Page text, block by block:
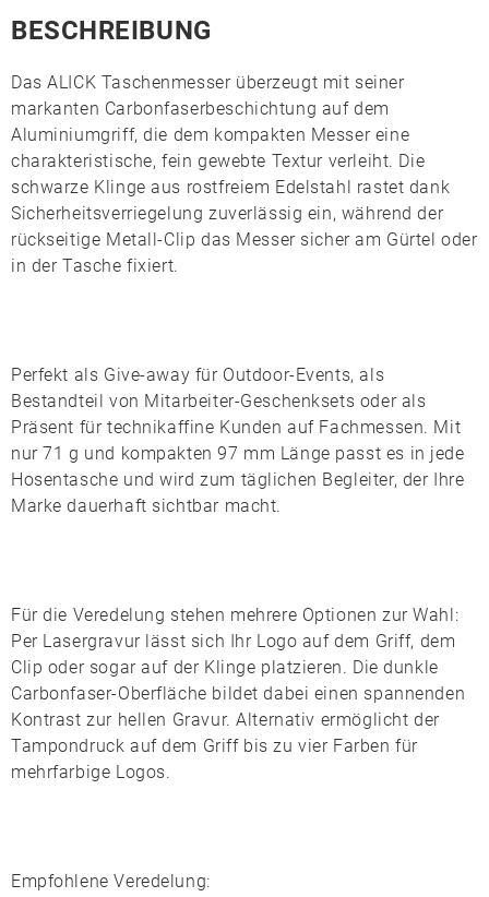
BESCHREIBUNG
DasALICK Taschenmesserüberzeugt mit seiner
markanten Carbonfaserbeschichtung auf dem
Aluminiumgriff, die dem kompakten Messer eine
charakteristische, fein gewebte Textur verleiht. Die
schwarze Klinge aus rostfreiem Edelstahl rastet dank
Sicherheitsverriegelung zuverlässig ein, während der
rückseitige Metall-Clip das Messer sicher am Gürtel oder
in der Tasche fixiert.
Perfekt als Give-away für Outdoor-Events, als
Bestandteil von Mitarbeiter-Geschenksets oder als
Präsent für technikaffine Kunden auf Fachmessen. Mit
nur 71 g und kompakten 97 mm Länge passt es in jede
Hosentasche und wird zum täglichen Begleiter, der Ihre
Marke dauerhaft sichtbar macht.
Für die Veredelung stehen mehrere Optionen zur Wahl:
Per Lasergravurlässt sich Ihr Logo auf dem Griff, dem
Clip oder sogar auf der Klinge platzieren. Die dunkle
Carbonfaser-Oberfläche bildet dabei einen spannenden
Kontrast zur hellen Gravur. Alternativ ermöglicht der
Tampondruck auf dem Griff bis zu vier Farben für
mehrfarbige Logos.
Empfohlene Veredelung: